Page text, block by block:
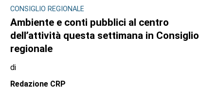
CONSIGLIO REGIONALE
Ambiente e conti pubblici al centro
dell’attività questa settimana in Consiglio
regionale
di
Redazione CRP